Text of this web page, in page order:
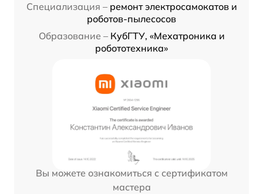
Специализация – ремонт электросамокатов и
роботов-пылесосов
Образование – КубГТУ, «Мехатроника и
робототехника»
Вы можете ознакомиться с сертификатом
мастера